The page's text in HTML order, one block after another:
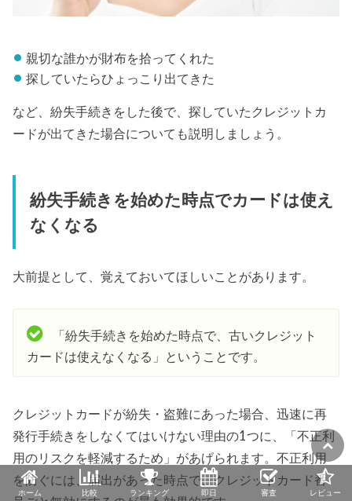
親切な誰かが財布を拾ってくれた
探していたらひょっこり出てきた
など、紛失手続きをした後で、探していたクレジットカ
ードが出てきた場合についても説明しましょう。
紛失手続きを始めた時点でカードは使え
なくなる
大前提として、覚えておいてほしいことがあります。
「紛失手続きを始めた時点で、古いクレジット
カードは使えなくなる」ということです。
クレジットカードが紛失・盗難にあった場合、迅速に再
発行手続きをしなくてはいけない理由の1つに、「不正利
用のリスクを軽減するため」があげられます。不正利用
を防ぐには、届出があった時点で、クレジットカード番
ホーム 比較 ランキング 即日 審査 レビュー